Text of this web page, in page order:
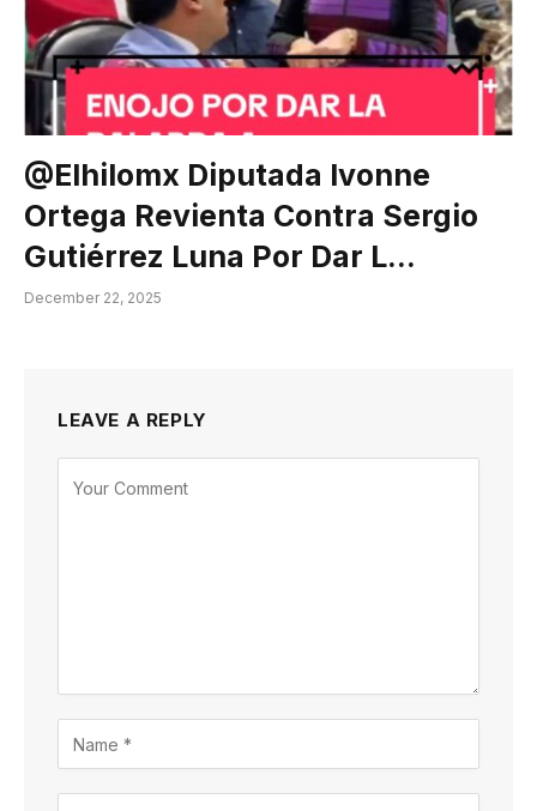
@elhilomx Diputada Ivonne
Ortega Revienta Contra Sergio
Gutiérrez Luna Por Dar L…
December 22, 2025
LEAVE A REPLY